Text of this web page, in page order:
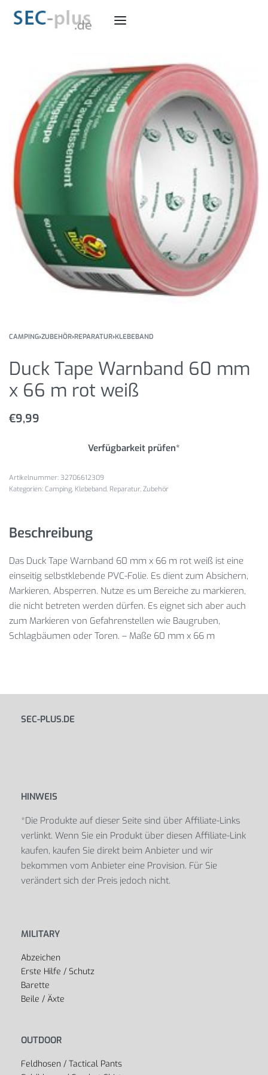
CAMPING›ZUBEHÖR›REPARATUR›KLEBEBAND
Duck Tape Warnband 60 mm
x 66 m rot weiß
€9,99
Verfügbarkeit prüfen*
32706612309
Kategorien: Camping, Klebeband, Reparatur, Zubehör
Beschreibung
Das Duck Tape Warnband 60 mm x 66 m rot weiß ist eine
einseitig selbstklebende PVC-Folie. Es dient zum Absichern,
Markieren, Absperren. Nutze es um Bereiche zu markieren,
die nicht betreten werden dürfen. Es eignet sich aber auch
zum Markieren von Gefahrenstellen wie Baugruben,
Schlagbäumen oder Toren. – Maße 60 mm x 66 m
SEC-PLUS.DE
HINWEIS
*Die Produkte auf dieser Seite sind über Affiliate-Links
verlinkt. Wenn Sie ein Produkt über diesen Affiliate-Link
kaufen, kaufen Sie direkt beim Anbieter und wir
bekommen vom Anbieter eine Provision. Für Sie
verändert sich der Preis jedoch nicht.
MILITARY
Abzeichen
Erste Hilfe / Schutz
Barette
Beile / Äxte
OUTDOOR
Feldhosen / Tactical Pants